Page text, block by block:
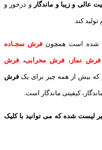
عالی و زیبا و ماندگار و درخور و
کند.
شده است همچون فرش سجـاده
فرش نماز ، فرش محرابی، فرش
که بیش از همه چیز برای یک فرش
کیفیتی ماندگار است.
لیست شده که می توانید با کلیک